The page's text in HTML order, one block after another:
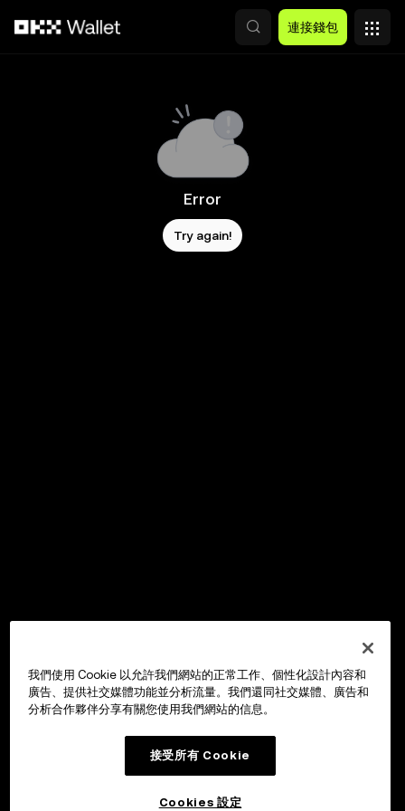
連接錢包
Error
Try again!
我們使用 Cookie 以允許我們網站的正常工作、個性化設計內容和
廣告、提供社交媒體功能並分析流量。我們還同社交媒體、廣告和
分析合作夥伴分享有關您使用我們網站的信息。
接受所有 Cookie
Cookies 設定